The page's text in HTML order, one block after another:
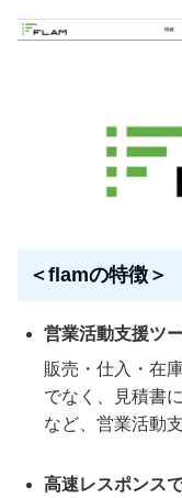
＜flamの特徴＞
営業活動支援ツ
販売・仕入・在
でなく、見積書
など、営業活動
高速レスポンス